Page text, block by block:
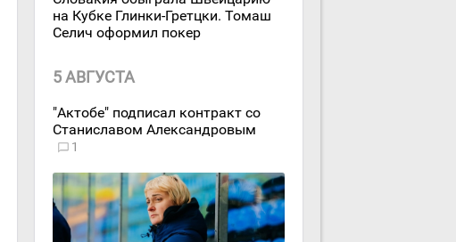
на Кубке Глинки-Гретцки. Томаш
Селич оформил покер
5 АВГУСТА
"Актобе" подписал контракт со
Станиславом Александровым
1